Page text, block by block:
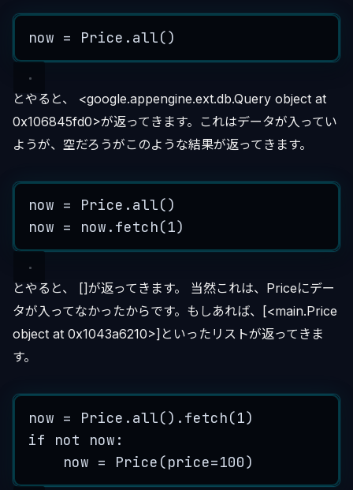
now = Price . all()
とやると、 <google.appengine.ext.db.Query object at
0x106845fd0>が返ってきます。これはデータが入ってい
ようが、空だろうがこのような結果が返ってきます。
now = Price . all()
now = now . fetch(1)
とやると、 []が返ってきます。 当然これは、Priceにデー
タが入ってなかったからです。もしあれば、[<main.Price
object at 0x1043a6210>]といったリストが返ってきま
す。
now = Price . all() . fetch(1)
if
not now:
now = Price (price=100)